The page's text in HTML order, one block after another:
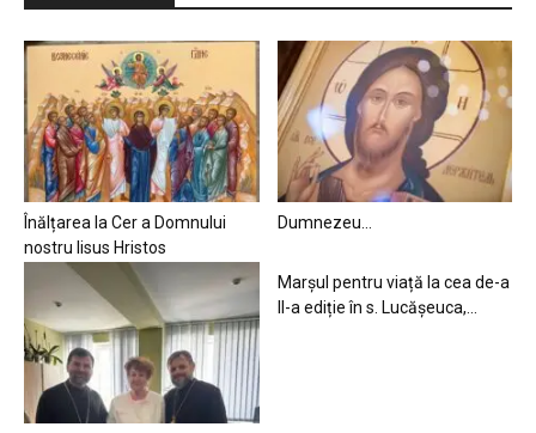
Înălțarea la Cer a Domnului
nostru Iisus Hristos
Dumnezeu…
Marșul pentru viață la cea de-a
II-a ediție în s. Lucășeuca,...